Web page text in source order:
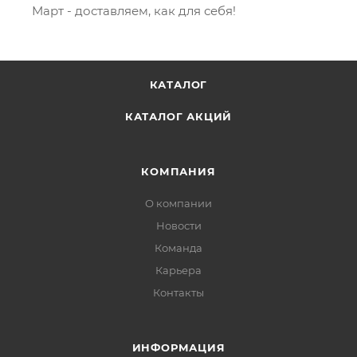
Март - доставляем, как для себя!
КАТАЛОГ
КАТАЛОГ АКЦИЙ
КОМПАНИЯ
О компании
Новости
Команда
Карьера
Контакты
ИНФОРМАЦИЯ